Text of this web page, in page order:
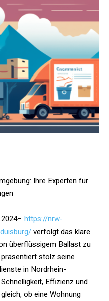
Ihre Experten für
https://nrw-
verfolgt das klare
überflüssigem Ballast zu
stolz seine
in Nordrhein-
Effizienz und
ob eine Wohnung